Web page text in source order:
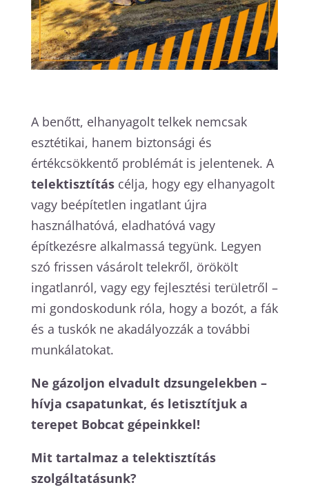
A benőtt, elhanyagolt telkek nemcsak
esztétikai, hanem biztonsági és
értékcsökkentő problémát is jelentenek. A
telektisztításcélja, hogy egy elhanyagolt
vagy beépítetlen ingatlant újra
használhatóvá, eladhatóvá vagy
építkezésre alkalmassá tegyünk. Legyen
szó frissen vásárolt telekről, örökölt
ingatlanról, vagy egy fejlesztési területről –
mi gondoskodunk róla, hogy a bozót, a fák
és a tuskók ne akadályozzák a további
munkálatokat.
Ne gázoljon elvadult dzsungelekben –
hívja csapatunkat, és letisztítjuk a
terepet Bobcat gépeinkkel!
Mit tartalmaz a telektisztítás
szolgáltatásunk?